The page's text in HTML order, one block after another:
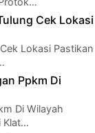
Cek Lokasi
Lokasi Pastikan
Ppkm Di
Di Wilayah
Klat…